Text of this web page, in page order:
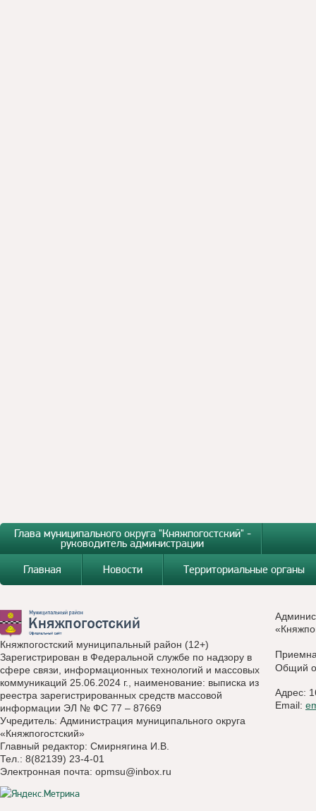
Глава муниципального округа "Княжпогостский" -
руководитель администрации
Главная
Новости Территориальные органы
Княжпогостский муниципальный район (12+)
Зарегистрирован в Федеральной службе по надзору в
сфере связи, информационных технологий и массовых
коммуникаций 25.06.2024 г., наименование: выписка из
реестра зарегистрированных средств массовой
информации ЭЛ № ФС 77 – 87669
Учредитель: Администрация муниципального округа
«Княжпогостский»
Главный редактор: Смирнягина И.В.
Тел.: 8(82139) 23-4-01
Электронная почта: opmsu@inbox.ru
Общий
Адрес:
Email: